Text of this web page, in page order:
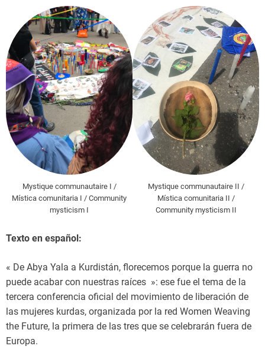
Mystique communautaire I /
Mística comunitaria I / Community
mysticism I
Mystique communautaire II /
Mística comunitaria II /
Community mysticism II
Texto en español:
« De Abya Yala a Kurdistán, florecemos porque la guerra no
puede acabar con nuestras raíces »: ese fue el tema de la
tercera conferencia oficial del movimiento de liberación de
las mujeres kurdas, organizada por la red Women Weaving
the Future, la primera de las tres que se celebrarán fuera de
Europa.